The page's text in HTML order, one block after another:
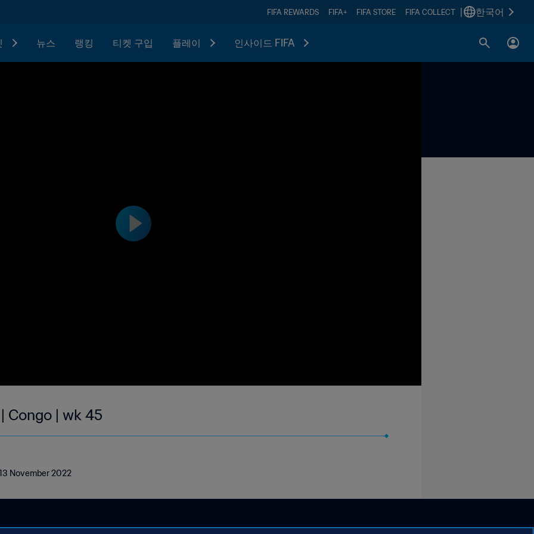
FIFA REWARDS FIFA+ FIFA STORE FIFA COLLECT 한국어
뉴스 랭킹 티켓 구입 플레이 인사이드 FIFA
Congo | wk 45
November 2022